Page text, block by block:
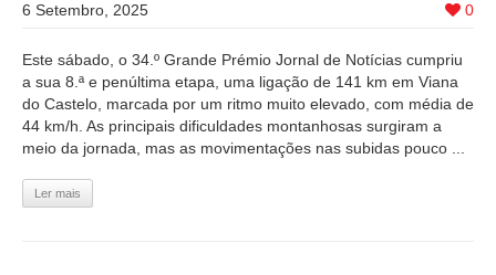
0
6 Setembro, 2025
Este sábado, o 34.º Grande Prémio Jornal de Notícias cumpriu
a sua 8.ª e penúltima etapa, uma ligação de 141 km em Viana
do Castelo, marcada por um ritmo muito elevado, com média de
44 km/h. As principais dificuldades montanhosas surgiram a
meio da jornada, mas as movimentações nas subidas pouco ...
Ler mais